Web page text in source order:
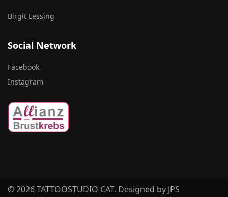
Birgit Lessing
Social Network
Facebook
Instagram
© 2026 TATTOOSTUDIO CAT. Designed by JPS